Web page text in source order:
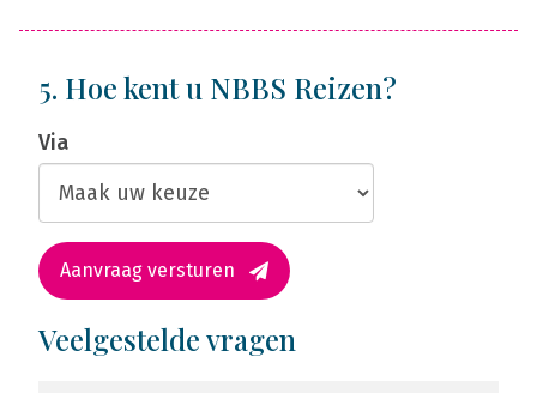
5. Hoe kent u NBBS Reizen?
Via
Aanvraag versturen
Veelgestelde vragen